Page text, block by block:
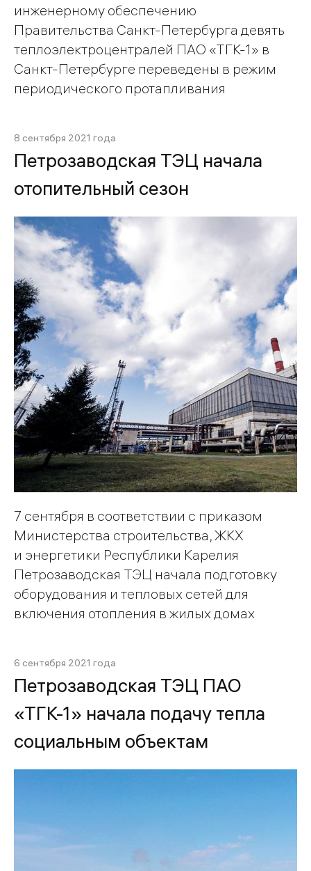
инженерному обеспечению
Правительства Санкт-Петербурга девять
теплоэлектроцентралей ПАО «ТГК-1» в
Санкт-Петербурге переведены в режим
периодического протапливания
8 сентября 2021 года
Петрозаводская ТЭЦ начала
отопительный сезон
7 сентября в соответствии с приказом
Министерства строительства, ЖКХ
и энергетики Республики Карелия
Петрозаводская ТЭЦ начала подготовку
оборудования и тепловых сетей для
включения отопления в жилых домах
6 сентября 2021 года
Петрозаводская ТЭЦ ПАО
«ТГК-1» начала подачу тепла
социальным объектам